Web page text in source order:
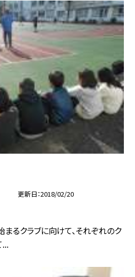
更新日 2018/02/20
まるクラブに向けて、それぞれのク